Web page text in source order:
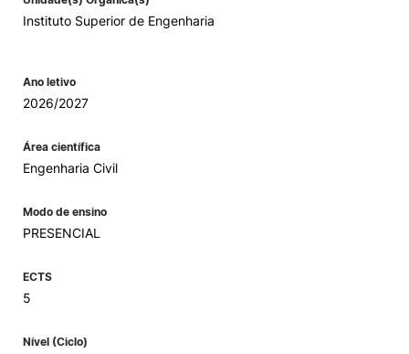
Instituto Superior de Engenharia
Ano letivo
2026/2027
Área científica
Engenharia Civil
Modo de ensino
PRESENCIAL
ECTS
5
Nível (Ciclo)